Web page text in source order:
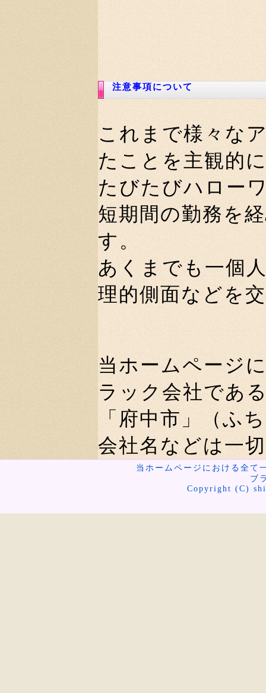
注意事項について
これまで様々な
たことを主観的
たびたびハロー
短期間の勤務を
す。
あくまでも一個
理的側面などを
当ホームページ
ラック会社であ
「府中市」（ふ
会社名などは一
当ホームページにおける全
ブ
Copyright (C)